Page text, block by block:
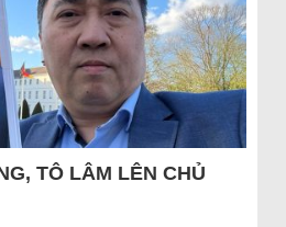
TÔ LÂM LÊN CHỦ